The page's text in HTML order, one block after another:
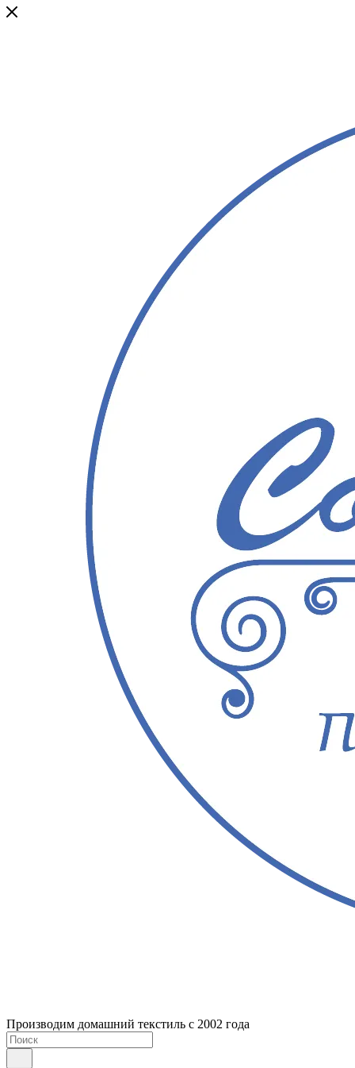
Производим домашний текстиль с 2002 года